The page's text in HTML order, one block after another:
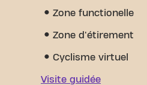
Zone functionelle
Zone d'étirement
Cyclisme virtuel
Visite guidée